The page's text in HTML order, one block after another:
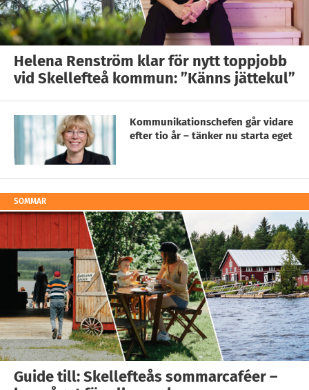
Helena Renström klar för nytt toppjobb
vid Skellefteå kommun: ”Känns jättekul”
Kommunikationschefen går vidare
efter tio år – tänker nu starta eget
SOMMAR
Guide till: Skellefteås sommarcaféer –